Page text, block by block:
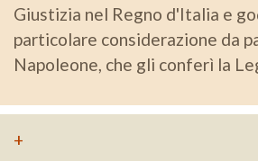
Giustizia nel Regno d'Italia e
particolare considerazione da
Napoleone, che gli conferì la
+